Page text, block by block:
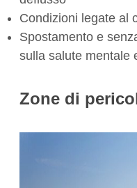
Condizioni legate al
Spostamento e
sulla salute mentale
Zone di